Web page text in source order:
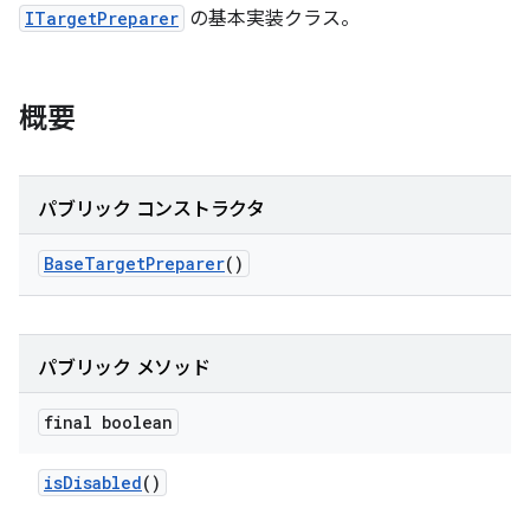
ITargetPreparer の基本実装クラス。
概要
パブリック コンストラクタ
BaseTargetPreparer()
パブリック メソッド
final boolean
isDisabled()